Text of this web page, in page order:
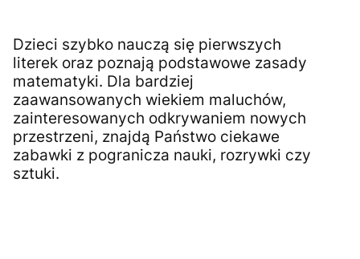
Dzieci szybko nauczą się pierwszych
literek oraz poznają podstawowe zasady
matematyki. Dla bardziej
zaawansowanych wiekiem maluchów,
zainteresowanych odkrywaniem nowych
przestrzeni, znajdą Państwo ciekawe
zabawki z pogranicza nauki, rozrywki czy
sztuki.